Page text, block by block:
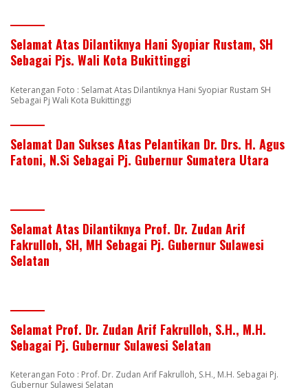
Selamat Atas Dilantiknya Hani Syopiar Rustam, SH
Sebagai Pjs. Wali Kota Bukittinggi
Keterangan Foto : Selamat Atas Dilantiknya Hani Syopiar Rustam SH
Sebagai Pj Wali Kota Bukittinggi
Selamat Dan Sukses Atas Pelantikan Dr. Drs. H. Agus
Fatoni, N.Si Sebagai Pj. Gubernur Sumatera Utara
Selamat Atas Dilantiknya Prof. Dr. Zudan Arif
Fakrulloh, SH, MH Sebagai Pj. Gubernur Sulawesi
Selatan
Selamat Prof. Dr. Zudan Arif Fakrulloh, S.H., M.H.
Sebagai Pj. Gubernur Sulawesi Selatan
Keterangan Foto : Prof. Dr. Zudan Arif Fakrulloh, S.H., M.H. Sebagai Pj.
Gubernur Sulawesi Selatan